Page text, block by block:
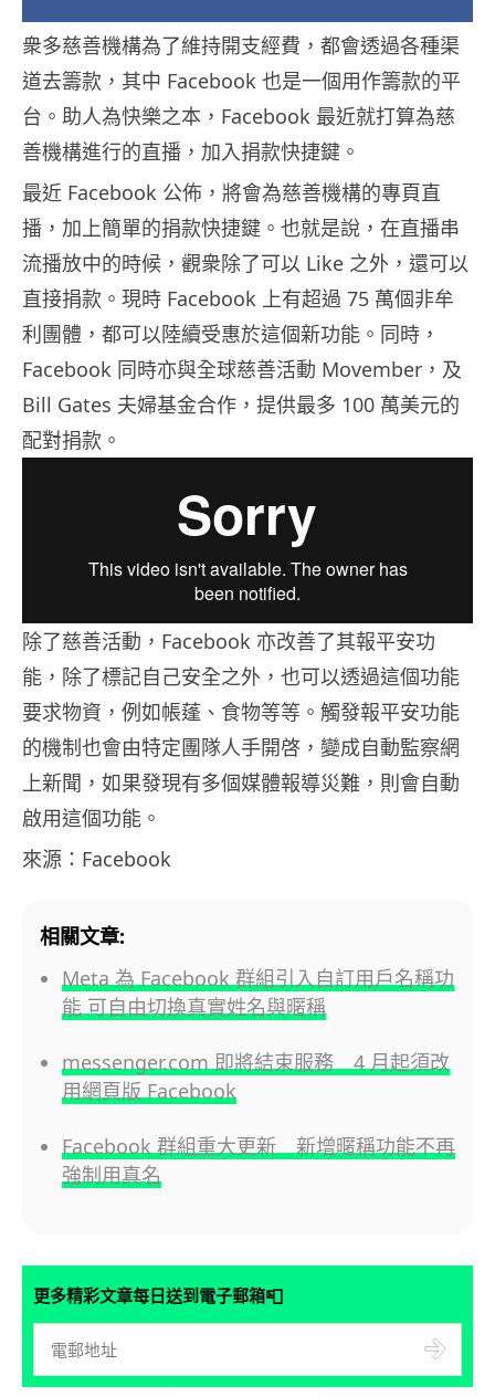
衆多慈善機構為了維持開支經費，都會透過各種渠
道去籌款，其中 Facebook 也是一個用作籌款的平
台。助人為快樂之本，Facebook 最近就打算為慈
善機構進行的直播，加入捐款快捷鍵。
最近 Facebook 公佈，將會為慈善機構的專頁直
播，加上簡單的捐款快捷鍵。也就是說，在直播串
流播放中的時候，觀衆除了可以 Like 之外，還可以
直接捐款。現時 Facebook 上有超過 75 萬個非牟
利團體，都可以陸續受惠於這個新功能。同時，
Facebook 同時亦與全球慈善活動 Movember，及
Bill Gates 夫婦基金合作，提供最多 100 萬美元的
配對捐款。
除了慈善活動，Facebook 亦改善了其報平安功
能，除了標記自己安全之外，也可以透過這個功能
要求物資，例如帳蓬、食物等等。觸發報平安功能
的機制也會由特定團隊人手開啓，變成自動監察網
上新聞，如果發現有多個媒體報導災難，則會自動
啟用這個功能。
來源：Facebook
相關文章:
Meta 為 Facebook 群組引入自訂用戶名稱功
能 可自由切換真實姓名與暱稱
messenger.com 即將結束服務 4 月起須改
用網頁版 Facebook
Facebook 群組重大更新 新增暱稱功能不再
強制用真名
更多精彩文章每日送到電子郵箱📮